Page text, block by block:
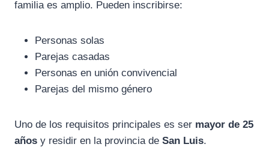
familia es amplio. Pueden inscribirse:
Personas solas
Parejas casadas
Personas en unión convivencial
Parejas del mismo género
Uno de los requisitos principales es ser mayor de 25
años y residir en la provincia de San Luis.